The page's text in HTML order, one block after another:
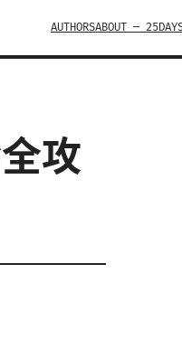
AUTHORSABOUT —
攻